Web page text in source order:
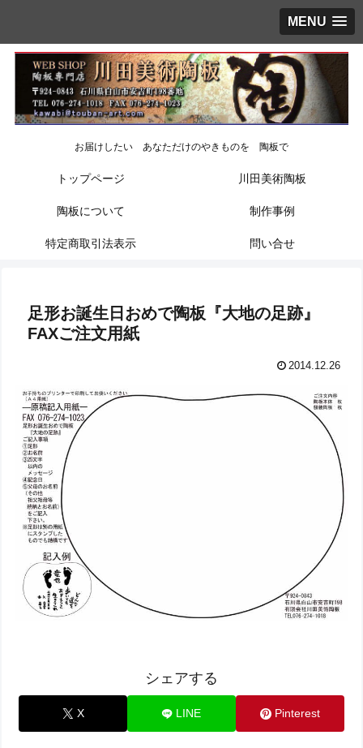
MENU
お届けしたい あなただけのやきものを 陶板で
トップページ 川田美術陶板
陶板について 制作事例
特定商取引法表示 問い合せ
足形お誕生日おめで陶板『大地の足跡』
FAXご注文用紙
2014.12.26
シェアする
X LINE Pinterest